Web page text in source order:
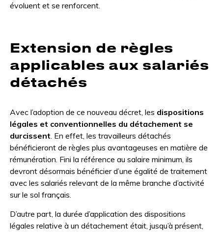
évoluent et se renforcent.
Extension de règles
applicables aux salariés
détachés
Avec l’adoption de ce nouveau décret, les dispositions
légales et conventionnelles du détachement se
durcissent. En effet, les travailleurs détachés
bénéficieront de règles plus avantageuses en matière de
rémunération. Fini la référence au salaire minimum, ils
devront désormais bénéficier d’une égalité de traitement
avec les salariés relevant de la même branche d’activité
sur le sol français.
D’autre part, la durée d’application des dispositions
légales relative à un détachement était, jusqu’à présent,